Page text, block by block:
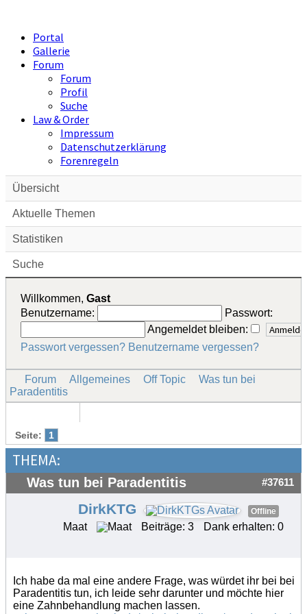
Portal
Gallerie
Forum
Forum
Profil
Suche
Law & Order
Impressum
Datenschutzerklärung
Forenregeln
Übersicht
Aktuelle Themen
Statistiken
Suche
Willkommen, Gast
Benutzername:
Passwort:
Angemeldet bleiben:
Passwort vergessen? Benutzername vergessen?
Forum Allgemeines Off Topic
Was tun bei
Paradentitis
Seite: 1
THEMA:
Was tun bei Paradentitis #37611
DirkKTG Offline
Maat Beiträge: 3 Dank erhalten: 0
Ich habe da mal eine andere Frage, was würdet ihr bei bei
Paradentitis tun, ich leide sehr darunter und möchte hier
eine Zahnbehandlung machen lassen.